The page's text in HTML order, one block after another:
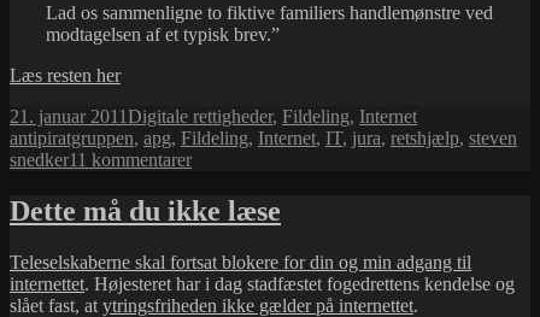
Lad os sammenligne to fiktive familiers handlemønstre ved
modtagelsen af et typisk brev.”
Læs resten her
Udgivet
i
21. januar 2011Kategorier
Digitale rettigheder, Fildeling, InternetTags
antipiratgruppen, apg, Fildeling, Internet, IT, jura, retshjælp, steven
snedker11 kommentarertil
trusselsbrev
til
med
internetforbindelser…
Dette må du ikke læse
Teleselskaberne skal fortsat blokere for din og min adgang til
internettet. Højesteret har i dag stadfæstet fogedrettens kendelse og
slået fast, at ytringsfriheden ikke gælder på internettet.